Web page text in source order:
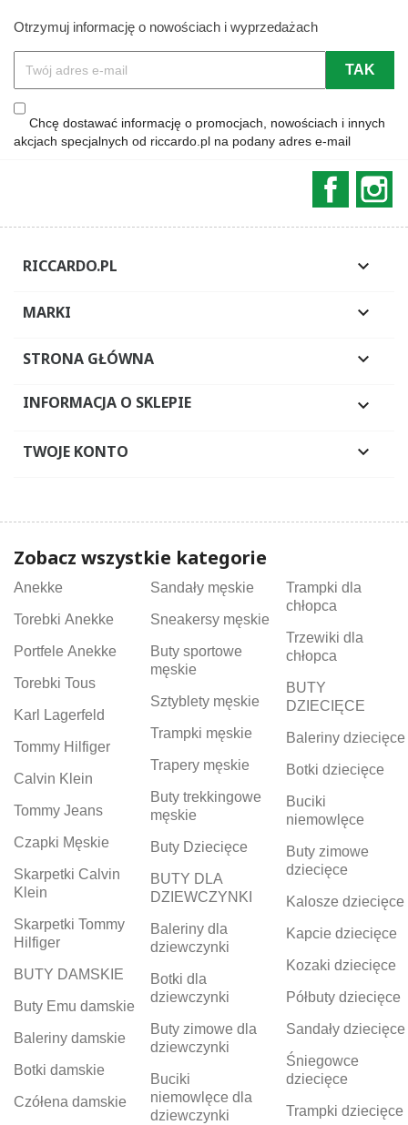
Otrzymuj informację o nowościach i wyprzedażach
Chcę dostawać informację o promocjach, nowościach i innych
akcjach specjalnych od riccardo.pl na podany adres e-mail
RICCARDO.PL 
MARKI 
STRONA GŁÓWNA 
INFORMACJA O SKLEPIE 
TWOJE KONTO 
Zobacz wszystkie kategorie
Anekke
Torebki Anekke
Portfele Anekke
Torebki Tous
Karl Lagerfeld
Tommy Hilfiger
Calvin Klein
Tommy Jeans
Czapki Męskie
Skarpetki Calvin
Klein
Skarpetki Tommy
Hilfiger
BUTY DAMSKIE
Buty Emu damskie
Baleriny damskie
Botki damskie
Czółena damskie
Sandały męskie
Sneakersy męskie
Buty sportowe
męskie
Sztyblety męskie
Trampki męskie
Trapery męskie
Buty trekkingowe
męskie
Buty Dziecięce
BUTY DLA
DZIEWCZYNKI
Baleriny dla
dziewczynki
Botki dla
dziewczynki
Buty zimowe dla
dziewczynki
Buciki
niemowlęce dla
dziewczynki
Trampki dla
chłopca
Trzewiki dla
chłopca
BUTY
DZIECIĘCE
Baleriny dziecięce
Botki dziecięce
Buciki
niemowlęce
Buty zimowe
dziecięce
Kalosze dziecięce
Kapcie dziecięce
Kozaki dziecięce
Półbuty dziecięce
Sandały dziecięce
Śniegowce
dziecięce
Trampki dziecięce